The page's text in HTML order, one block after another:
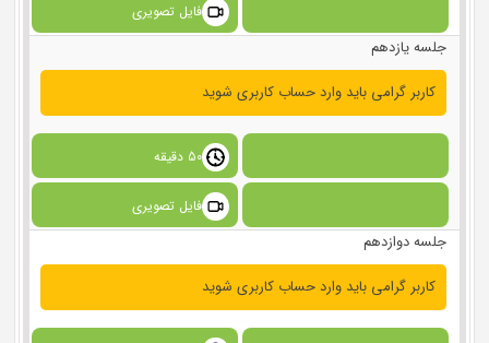
فایل تصویری
جلسه یازدهم
کاربر گرامی باید وارد حساب کاربری شوید
50 دقیقه
فایل تصویری
جلسه دوازدهم
کاربر گرامی باید وارد حساب کاربری شوید